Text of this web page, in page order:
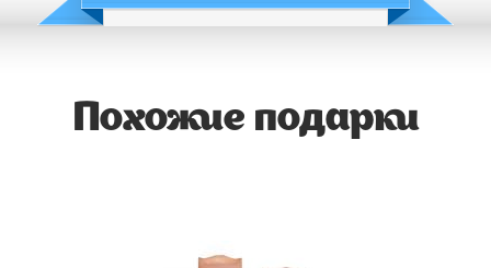
Похожие подарки